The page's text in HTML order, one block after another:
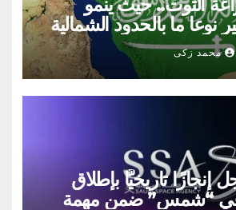
نوعا ما بالحدود الشمالية
محمد زكى
إنجازًا تاريخيًّا بإطلاق
“شمس” ضمن مهمة